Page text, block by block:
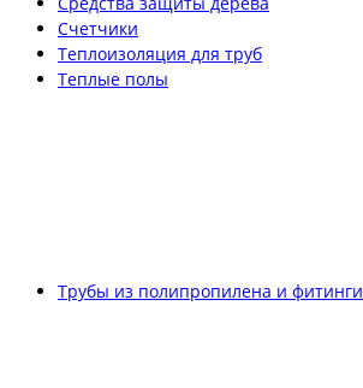
Счетчики
Теплоизоляция для труб
Теплые полы
Трубы из полипропилена и фитинги